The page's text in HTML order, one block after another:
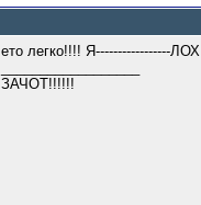
ето легко!!!! Я-----------------ЛОХ
ЗАЧОТ!!!!!!